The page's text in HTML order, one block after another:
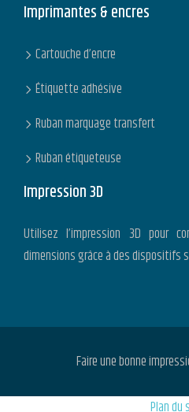
Imprimantes & encres
Cartouche d’encre
Étiquette adhésive
Ruban marquage transfert
Ruban étiqueteuse
Impression 3D
Utilisez l’impression 3D pour
dimensions grâce à des dispositifs
Faire une bonne
Plan du